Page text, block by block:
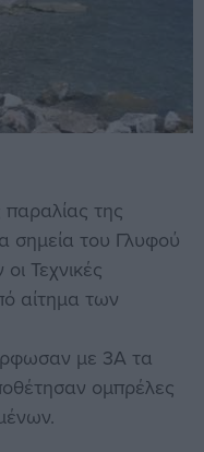
της
σημεία του Γλυφού
Τεχνικές
αίτημα των
με 3Α τα
ομπρέλες